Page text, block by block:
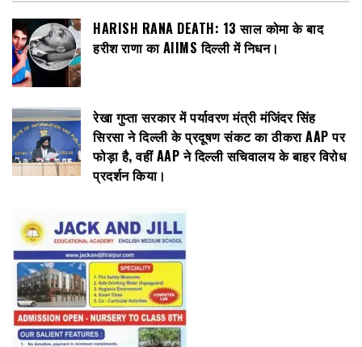
HARISH RANA DEATH: 13 साल कोमा के बाद
हरीश राणा का AIIMS दिल्ली में निधन।
रेखा गुप्ता सरकार में पर्यावरण मंत्री मंजिंदर सिंह
सिरसा ने दिल्ली के प्रदूषण संकट का ठीकरा AAP पर
फोड़ा है, वहीं AAP ने दिल्ली सचिवालय के बाहर विरोध
प्रदर्शन किया।